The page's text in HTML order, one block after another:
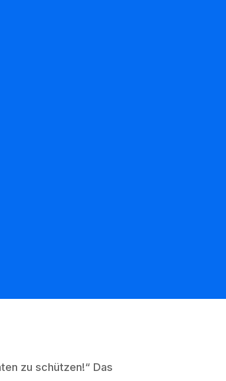
zu schützen!“ Das